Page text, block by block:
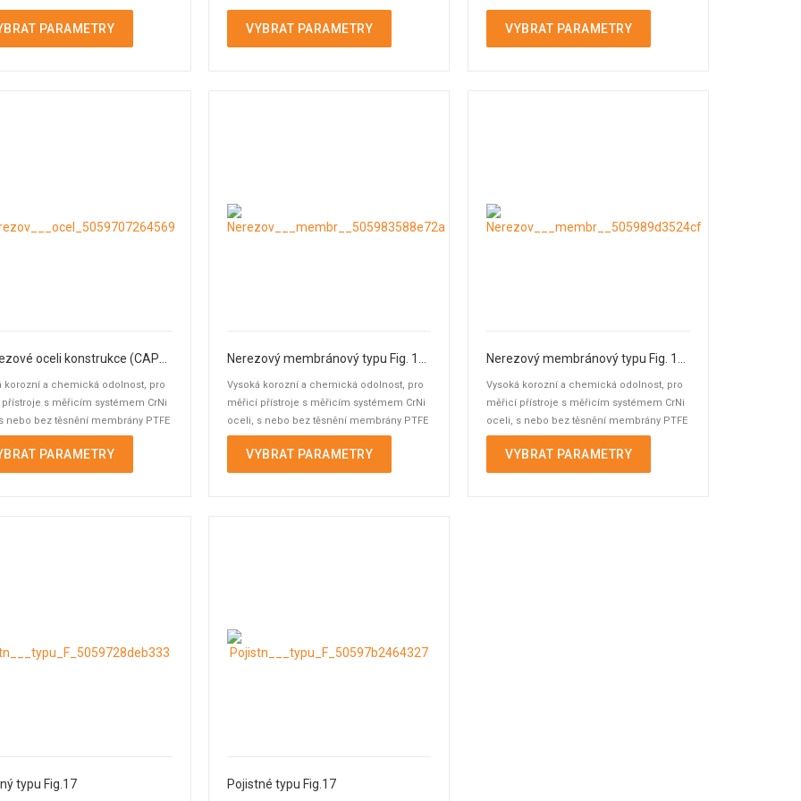
PARAMETRY
bodu a ...
VYBRAT PARAMETRY
bodu a ...
VYBRAT PARAMETRY
korozní a chemická odolnost, pro
s měřicím systémem CrNi
nebo bez těsnění membrány PTFE
PARAMETRY
Vysoká korozní a chemická odolnost, pro
měřicí přístroje s měřicím systémem CrNi
oceli, s nebo bez těsnění membrány PTFE
a ...
VYBRAT PARAMETRY
Vysoká korozní a chemická odolnost, pro
měřicí přístroje s měřicím systémem CrNi
oceli, s nebo bez těsnění membrány PTFE
a ...
VYBRAT PARAMETRY
typu Fig.17 Pojistné typu Fig.17